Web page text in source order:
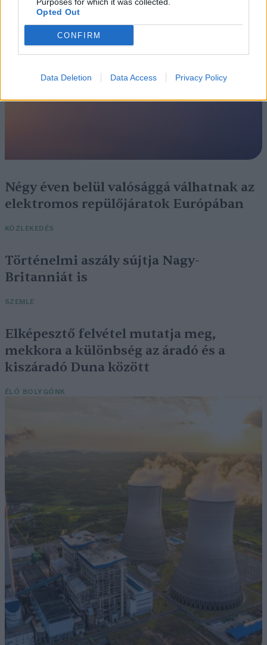
Opted Out
CONFIRM
Data Deletion Data Access Privacy Policy
SZEMLE
Négy éven belül valósággá válhatnak az
elektromos repülőjáratok Európában
KÖZLEKEDÉS
Történelmi aszály sújtja Nagy-
Britanniát is
SZEMLE
Elképesztő felvétel mutatja meg,
mekkora a különbség az áradó és a
kiszáradó Duna között
ÉLŐ BOLYGÓNK